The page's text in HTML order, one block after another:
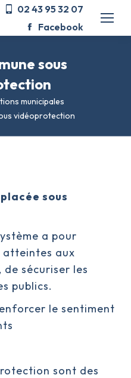
02 43 95 32 07
Facebook
sous
municipales
vidéoprotection
sous
a pour
atteintes aux
de sécuriser les
publics.
le sentiment
sont des